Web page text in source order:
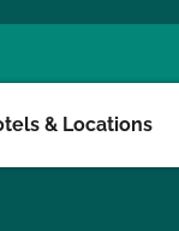
& Locations